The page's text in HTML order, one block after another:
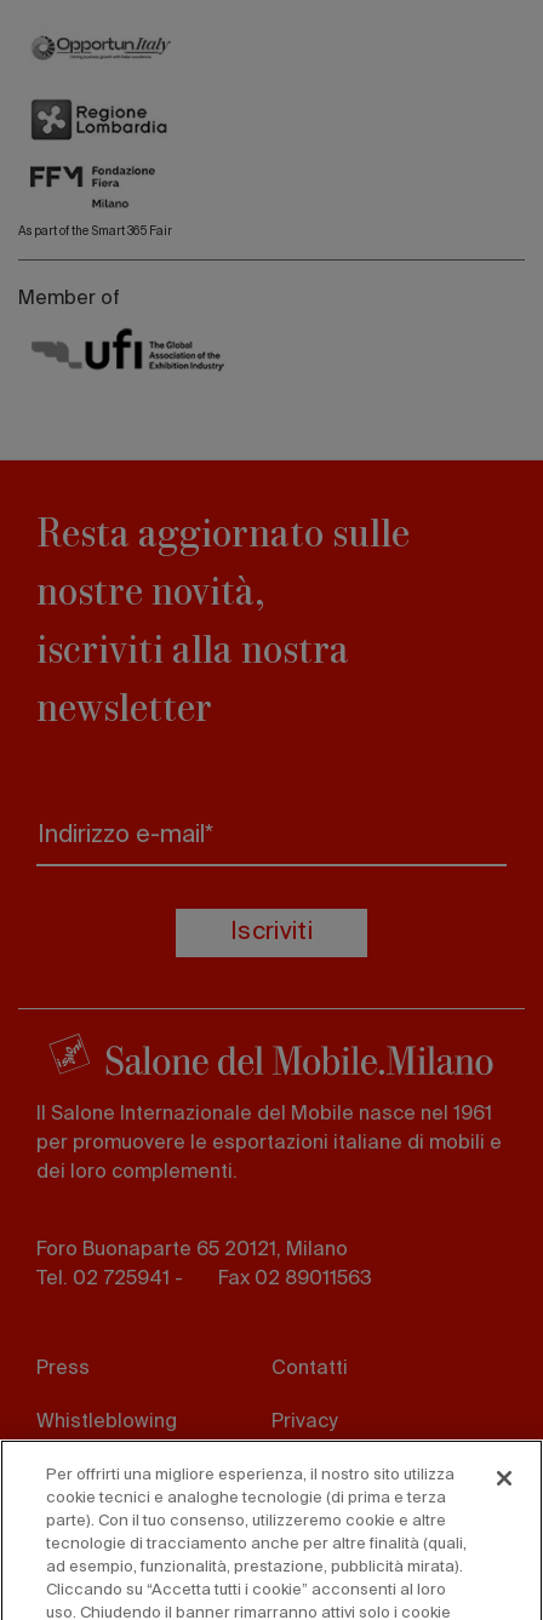
As part of the Smart 365 Fair
Member of
Resta aggiornato sulle
nostre novità,
iscriviti alla nostra
newsletter
Indirizzo e-mail*
Iscriviti
Il Salone Internazionale del Mobile nasce nel 1961
per promuovere le esportazioni italiane di mobili e
dei loro complementi.
Foro Buonaparte 65 20121, Milano
Tel. 02 725941 -
Fax 02 89011563
menu
Press Contatti
Whistleblowing Privacy
Disclaimer D. Lgs. 231/01
Cookies Condizioni di vendita
Dichiarazione di
accessibilità
Per offrirti una migliore esperienza, il nostro sito utilizza
cookie tecnici e analoghe tecnologie (di prima e terza
parte). Con il tuo consenso, utilizzeremo cookie e altre
tecnologie di tracciamento anche per altre finalità (quali,
ad esempio, funzionalità, prestazione, pubblicità mirata).
Cliccando su “Accetta tutti i cookie” acconsenti al loro
uso. Chiudendo il banner rimarranno attivi solo i cookie